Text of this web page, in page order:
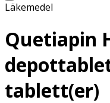
Läkemedel
Quetiapin
tablett(er)